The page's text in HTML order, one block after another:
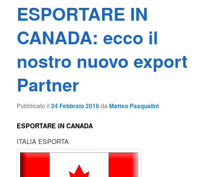
ESPORTARE IN
CANADA: ecco il
nostro nuovo export
Partner
Pubblicato il24 Febbraio 2016daMatteo Pasqualini
ESPORTARE IN CANADA
ITALIA ESPORTA